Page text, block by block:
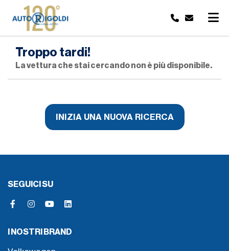
Troppo tardi!
La vettura che stai cercando non è più disponibile.
INIZIA UNA NUOVA RICERCA
SEGUICI SU
I NOSTRI BRAND